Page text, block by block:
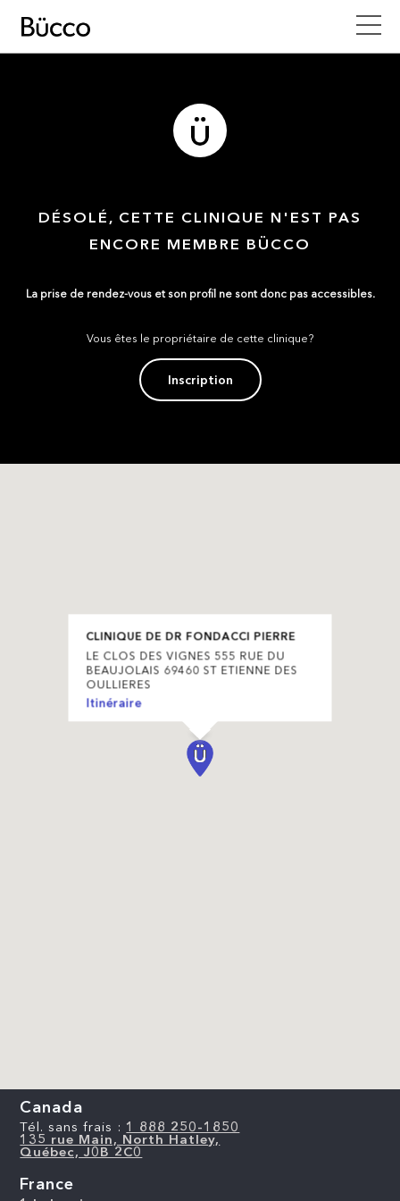
DÉSOLÉ, CETTE CLINIQUE N'EST PAS
ENCORE MEMBRE BÜCCO
La prise de rendez-vous et son profil ne sont donc pas accessibles.
Vous êtes le propriétaire de cette clinique?
Inscription
CLINIQUE DE DR FONDACCI PIERRE
LE CLOS DES VIGNES 555 RUE DU
BEAUJOLAIS 69460 ST ETIENNE DES
OULLIERES
Itinéraire
Canada
Tél. sans frais : 1 888 250-1850
135 rue Main, North Hatley,
Québec, J0B 2C0
France